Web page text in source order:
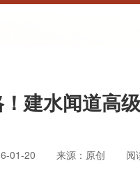
建水闻道高
01-20 来源：原创 阅